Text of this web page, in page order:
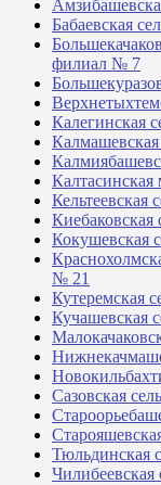
Бабаевская
филиал № 7
Калегинская
Калтасинская
Кельтеевская
Кокушевская
№ 21
Кутеремская
Кучашевская
Сазовская
Тюльдинская